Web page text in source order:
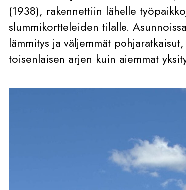
(1938), rakennettiin lähelle
slummikortteleiden tilalle.
lämmitys ja väljemmät
toisenlaisen arjen kuin aiemmat